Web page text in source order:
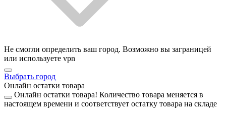
Не смогли определить ваш город. Возможно вы заграницей
или используете vpn
Выбрать город
Онлайн остатки товара
Онлайн остатки товара! Количество товара меняется в
настоящем времени и соответствует остатку товара на складе